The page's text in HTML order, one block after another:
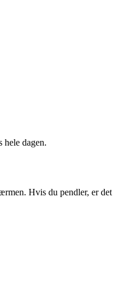
hele dagen.
Hvis du pendler, er det